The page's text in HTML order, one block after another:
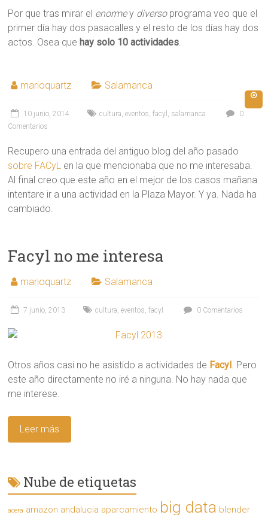
Por que tras mirar el enormey diverso programa veo que el
primer día hay dos pasacalles y el resto de los días hay dos
actos. Osea que hay solo 10 actividades.
marioquartz Salamanca
10 junio, 2014 cultura,eventos,facyl , salamanca
0
Comentarios
Recupero una entrada del antiguo blog del año pasado
sobre FACyL en la que mencionaba que no me interesaba.
Al final creo que este año en el mejor de los casos mañana
intentare ir a una actividad en la Plaza Mayor. Y ya. Nada ha
cambiado.
Facyl no me interesa
marioquartz Salamanca
7 junio, 2013 cultura,eventos,facyl 0 Comentarios
Otros años casi no he asistido a actividades de Facyl. Pero
este año directamente no iré a ninguna. No hay nada que
me interese.
Leer más
Nube de etiquetas
acera amazon andalucia aparcamiento big data blender